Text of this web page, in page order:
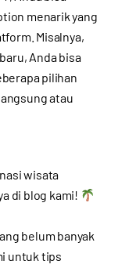
menarik yang
Misalnya,
Anda bisa
pilihan
atau
wisata
di blog kami!
belum banyak
untuk tips